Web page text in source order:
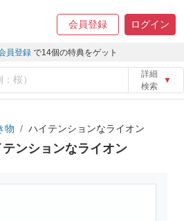
会員登録 ログイン
員登録 で14個の特典をゲット
詳細
検索
▼
物 ハイテンションなライオン
ンションなライオン